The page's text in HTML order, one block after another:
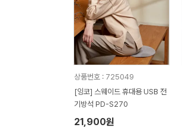
상품번호 : 725049
[잉코] 스웨이드 휴대용 USB 전
기방석 PD-S270
21,900원